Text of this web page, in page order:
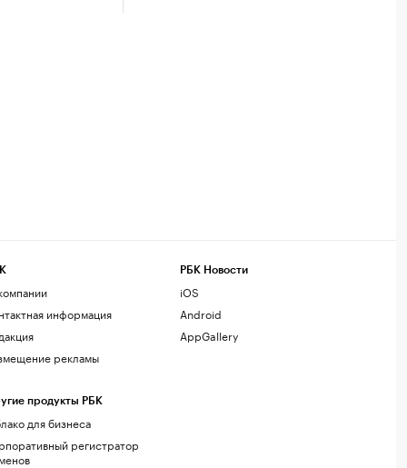
информация
рекламы
продукты РБК
для бизнеса
регистратор
РБК Новости
iOS
Android
AppGallery